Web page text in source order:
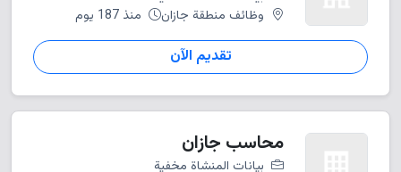
وظائف منطقة جازان
منذ 187 يوم
تقديم الآن
محاسب جازان
بيانات المنشاة مخفية